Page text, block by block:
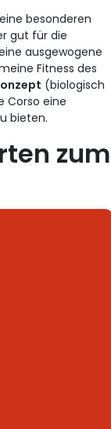
besonderen
gut für die
ausgewogene
Fitness des
(biologisch
Corso eine
bieten.
zum